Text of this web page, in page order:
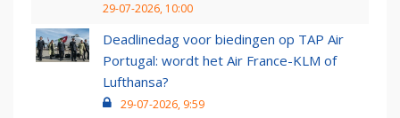
29-07-2026, 10:00
Deadlinedag voor biedingen op TAP Air
Portugal: wordt het Air France-KLM of
Lufthansa?
29-07-2026, 9:59